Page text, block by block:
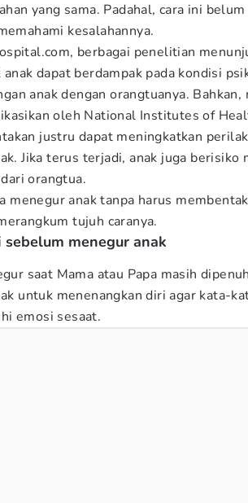
yang sama. Padahal, cara ini
kesalahannya.
berbagai penelitian
dapat berdampak pada kondisi
anak dengan orangtuanya.
oleh National Institutes of
justru dapat meningkatkan
Jika terus terjadi, anak juga berisiko
orangtua.
menegur anak tanpa harus
tujuh caranya.
sebelum menegur anak
saat Mama atau Papa masih
untuk menenangkan diri agar kata-
emosi sesaat.